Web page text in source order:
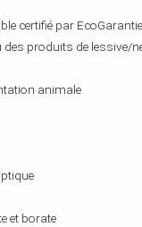
certifié par
des produits de lessive/
animale
et borate